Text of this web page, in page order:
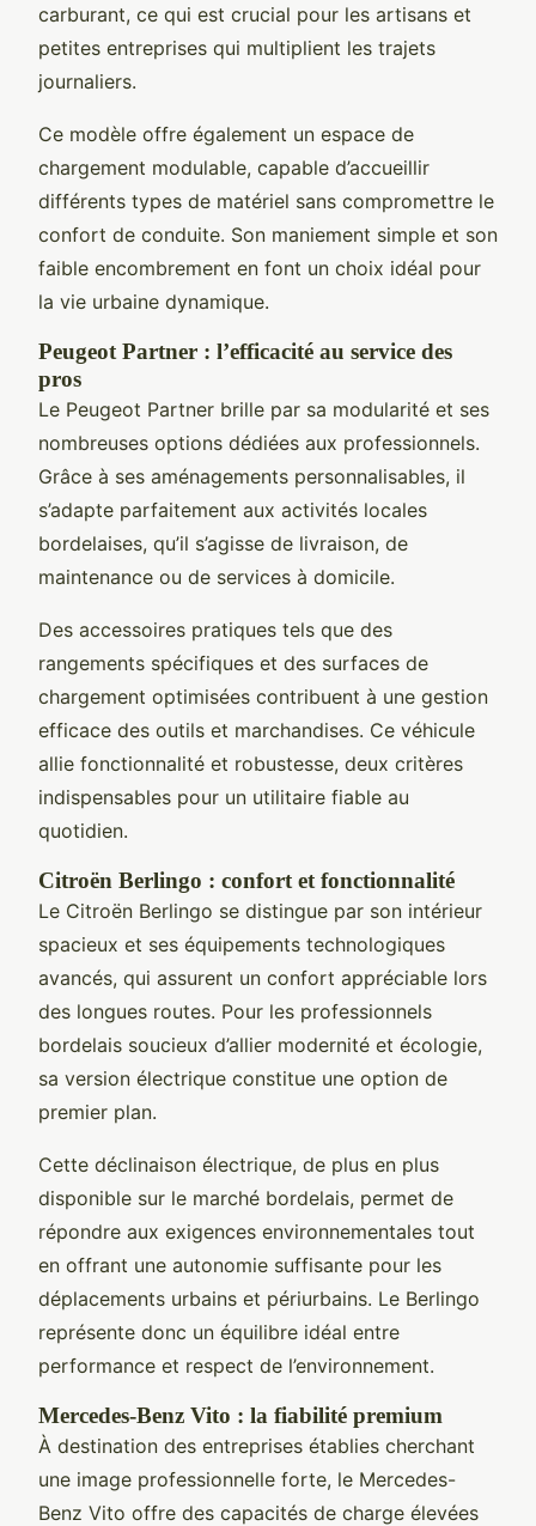
carburant, ce qui est crucial pour les artisans et
petites entreprises qui multiplient les trajets
journaliers.
Ce modèle offre également un espace de
chargement modulable, capable d’accueillir
différents types de matériel sans compromettre le
confort de conduite. Son maniement simple et son
faible encombrement en font un choix idéal pour
la vie urbaine dynamique.
Peugeot Partner : l’efficacité au service des
pros
Le Peugeot Partner brille par sa modularité et ses
nombreuses options dédiées aux professionnels.
Grâce à ses aménagements personnalisables, il
s’adapte parfaitement aux activités locales
bordelaises, qu’il s’agisse de livraison, de
maintenance ou de services à domicile.
Des accessoires pratiques tels que des
rangements spécifiques et des surfaces de
chargement optimisées contribuent à une gestion
efficace des outils et marchandises. Ce véhicule
allie fonctionnalité et robustesse, deux critères
indispensables pour un utilitaire fiable au
quotidien.
Citroën Berlingo : confort et fonctionnalité
Le Citroën Berlingo se distingue par son intérieur
spacieux et ses équipements technologiques
avancés, qui assurent un confort appréciable lors
des longues routes. Pour les professionnels
bordelais soucieux d’allier modernité et écologie,
sa version électrique constitue une option de
premier plan.
Cette déclinaison électrique, de plus en plus
disponible sur le marché bordelais, permet de
répondre aux exigences environnementales tout
en offrant une autonomie suffisante pour les
déplacements urbains et périurbains. Le Berlingo
représente donc un équilibre idéal entre
performance et respect de l’environnement.
Mercedes-Benz Vito : la fiabilité premium
À destination des entreprises établies cherchant
une image professionnelle forte, le Mercedes-
Benz Vito offre des capacités de charge élevées